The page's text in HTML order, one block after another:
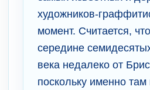
художников-
момент. Считается,
середине
века недалеко от
поскольку именно